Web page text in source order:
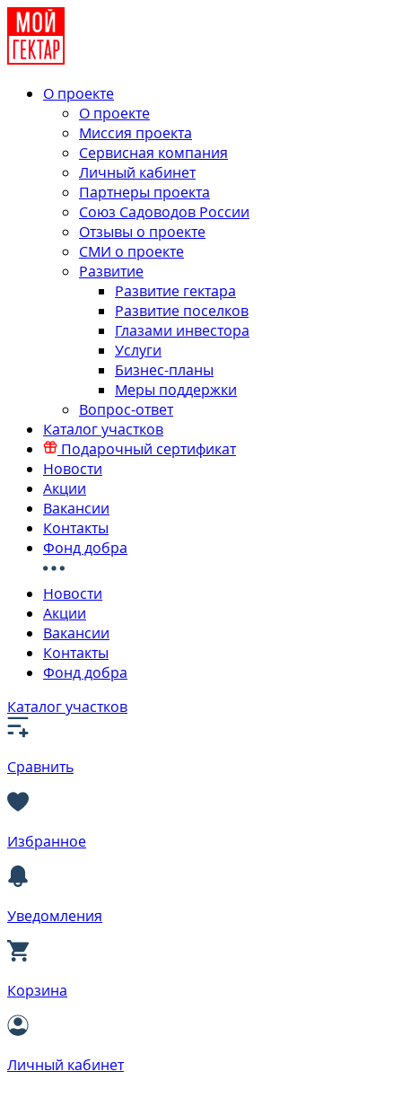
О проекте
О проекте
Миссия проекта
Сервисная компания
Личный кабинет
Партнеры проекта
Союз Садоводов России
Отзывы о проекте
СМИ о проекте
Развитие
Развитие гектара
Развитие поселков
Глазами инвестора
Услуги
Бизнес-планы
Меры поддержки
Вопрос-ответ
Каталог участков
Подарочный сертификат
Новости
Акции
Вакансии
Контакты
Фонд добра
Новости
Акции
Вакансии
Контакты
Фонд добра
Каталог участков
Сравнить
Избранное
Уведомления
Корзина
Личный кабинет